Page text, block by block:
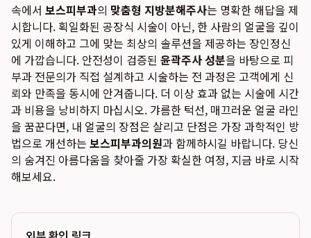
속에서 보스피부과의 맞춤형 지방분해주사는 명확한 해답을 제
시합니다. 획일화된 공장식 시술이 아닌, 한 사람의 얼굴을 깊이
있게 이해하고 그에 맞는 최상의 솔루션을 제공하는 장인정신
에 가깝습니다. 안전성이 검증된 윤곽주사 성분을 바탕으로 피
부과 전문의가 직접 설계하고 시술하는 전 과정은 고객에게 신
뢰와 만족을 동시에 안겨줍니다. 더 이상 효과 없는 시술에 시간
과 비용을 낭비하지 마십시오. 갸름한 턱선, 매끄러운 얼굴 라인
을 꿈꾼다면, 내 얼굴의 장점은 살리고 단점은 가장 과학적인 방
법으로 개선하는 보스피부과의원과 함께하시길 바랍니다. 당신
의 숨겨진 아름다움을 찾아줄 가장 확실한 여정, 지금 바로 시작
해보세요.